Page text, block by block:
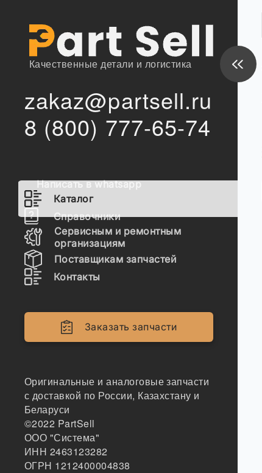
Качественные детали и логистика
zakaz@partsell.ru
8 (800) 777-65-74
Написать в whatsapp
Каталог
Справочники
Сервисным и ремонтным
организациям
Поставщикам запчастей
Контакты
Заказать запчасти
Оригинальные и аналоговые запчасти
с доставкой по России, Казахстану и
Беларуси
©2022 PartSell
ООО "Система"
ИНН 2463123282
ОГРН 1212400004838